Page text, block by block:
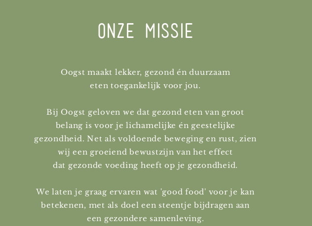
Onze missie
Oogst maakt lekker, gezond én duurzaam
etentoegankelijk voor jou.
Bij Oogst geloven we dat gezond eten van groot
belang is voor je lichamelijke én geestelijke
gezondheid. Net als voldoende beweging en rust, zien
wij een groeiend bewustzijn van het effect
dat gezonde voeding heeft op je gezondheid.
We laten je graag ervaren wat 'good food' voor je kan
betekenen, met als doel een steentje bijdragen aan
een gezondere samenleving.